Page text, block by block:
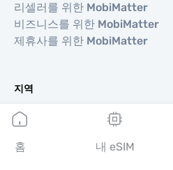
리셀러를 위한 MobiMatter
비즈니스를 위한 MobiMatter
제휴사를 위한 MobiMatter
지역
유럽 eSIM
아시아 eSIM
아메리카 eSIM
홈 내 eSIM